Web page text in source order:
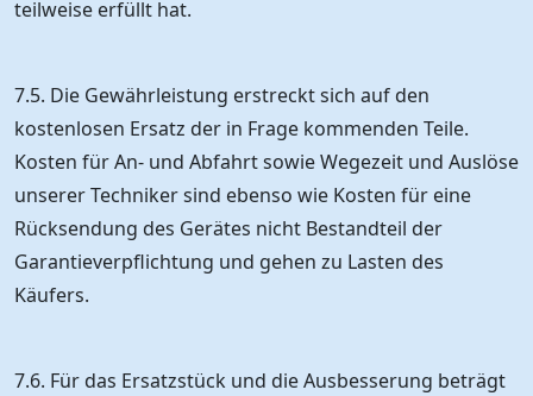
teilweise erfüllt hat.
7.5. Die Gewährleistung erstreckt sich auf den
kostenlosen Ersatz der in Frage kommenden Teile.
Kosten für An- und Abfahrt sowie Wegezeit und Auslöse
unserer Techniker sind ebenso wie Kosten für eine
Rücksendung des Gerätes nicht Bestandteil der
Garantieverpflichtung und gehen zu Lasten des
Käufers.
7.6. Für das Ersatzstück und die Ausbesserung beträgt